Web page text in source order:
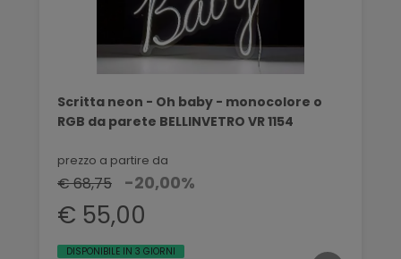
Scritta neon - Oh baby - monocolore o
RGB da parete BELLINVETRO VR 1154
prezzo a partire da
€ 68,75 -20,00%
€ 55,00
DISPONIBILE IN 3 GIORNI